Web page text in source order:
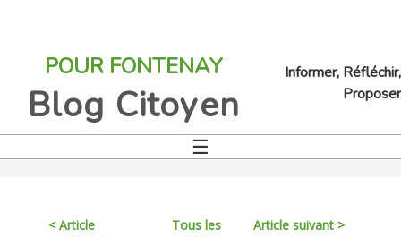
navigationPOUR FONTENAY
Blog Citoyen
Informer, Réfléchir,
Proposer
☰
< Article
Tous les
Article suivant >